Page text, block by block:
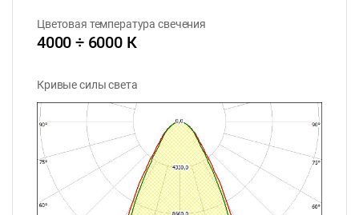
Цветовая температура свечения
4000 ÷ 6000 К
Кривые силы света